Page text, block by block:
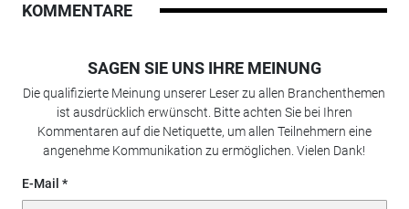
KOMMENTARE
SAGEN SIE UNS IHRE MEINUNG
Die qualifizierte Meinung unserer Leser zu allen Branchenthemen
ist ausdrücklich erwünscht. Bitte achten Sie bei Ihren
Kommentaren auf die Netiquette, um allen Teilnehmern eine
angenehme Kommunikation zu ermöglichen. Vielen Dank!
E-Mail